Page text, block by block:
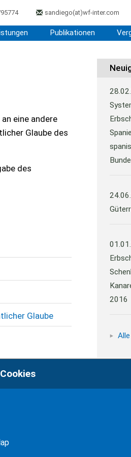
sandiego(at)wf-inter.com
Publikationen
eine andere
Glaube des
des
Glaube
2016
Impressum